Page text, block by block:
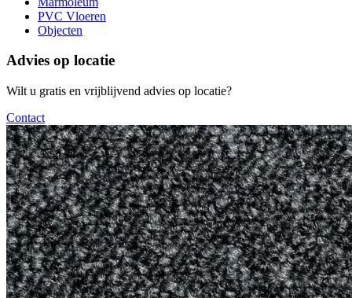
PVC Vloeren
Objecten
Advies op locatie
Wilt u gratis en vrijblijvend advies op locatie?
Contact